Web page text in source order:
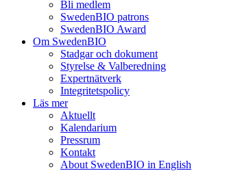
Bli medlem
SwedenBIO patrons
SwedenBIO Award
Om SwedenBIO
Stadgar och dokument
Styrelse & Valberedning
Expertnätverk
Integritetspolicy
Läs mer
Aktuellt
Kalendarium
Pressrum
Kontakt
About SwedenBIO in English